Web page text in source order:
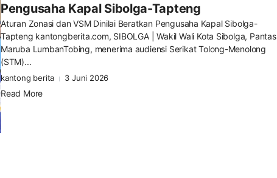
Pengusaha Kapal Sibolga-Tapteng
Aturan Zonasi dan VSM Dinilai Beratkan Pengusaha Kapal Sibolga-
Tapteng kantongberita.com, SIBOLGA | Wakil Wali Kota Sibolga, Pantas
Maruba LumbanTobing, menerima audiensi Serikat Tolong-Menolong
(STM)...
kantong berita 3 Juni 2026
Read More